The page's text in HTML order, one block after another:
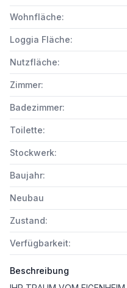
Wohnfläche:
Loggia Fläche:
Nutzfläche:
Zimmer:
Badezimmer:
Toilette:
Stockwerk:
Baujahr:
Neubau
Zustand:
Verfügbarkeit:
Beschreibung